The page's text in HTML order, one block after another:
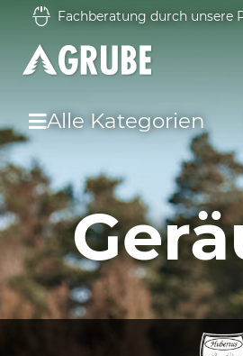
Fachberatung durch unsere
Alle Kategorien